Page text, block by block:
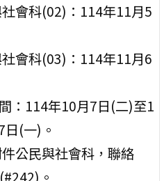
社會科(02)：114年11月5
社會科(03)：114年11月6
：114年10月7日(二)至1
(一)。
公民與社會科，聯絡
。